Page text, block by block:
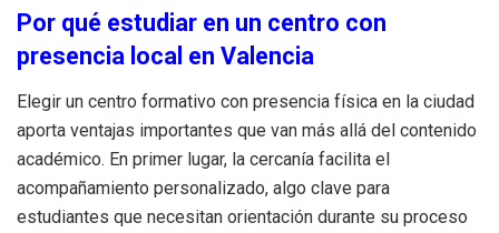
Por qué estudiar en un centro con
presencia local en Valencia
Elegir un centro formativo con presencia física en la ciudad
aporta ventajas importantes que van más allá del contenido
académico. En primer lugar, la cercanía facilita el
acompañamiento personalizado, algo clave para
estudiantes que necesitan orientación durante su proceso